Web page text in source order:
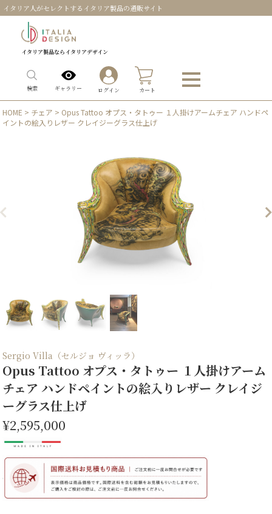
イタリア人がセレクトするイタリア製品の通販サイト
イタリア製品ならイタリアデザイン
検索 ギャラリー ログイン カート
HOME > チェア > Opus Tattoo オプス・タトゥー １人掛けアームチェア ハンドペ
イントの絵入りレザー クレイジーグラス仕上げ
Sergio Villa（セルジョ ヴィッラ）
Opus Tattoo オプス・タトゥー １人掛けアーム
チェア ハンドペイントの絵入りレザー クレイジ
ーグラス仕上げ
¥2,595,000